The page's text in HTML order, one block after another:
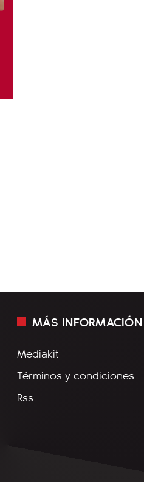
MÁS INFORMACIÓN
Mediakit
Términos y condiciones
Rss